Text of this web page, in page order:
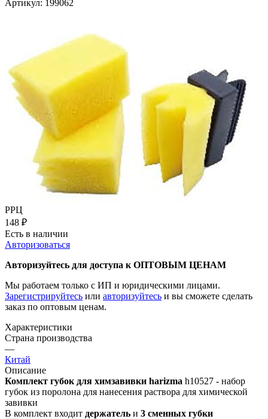
Артикул: 199062
РРЦ
148 ₽
Есть в наличии
Авторизоваться
Авторизуйтесь для доступа к ОПТОВЫМ ЦЕНАМ
Мы работаем только с ИП и юридическими лицами.
Зарегистрируйтесь или авторизуйтесь и вы сможете сделать
заказ по оптовым ценам.
Характеристики
Страна производства
—
Китай
Описание
Комплект губок для химзавивки harizma h10527 - набор
губок из поролона для нанесения раствора для химической
завивки
В комплект входит держатель и 3 сменных губки